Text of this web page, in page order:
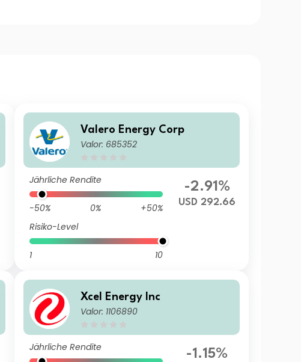
Valero Energy Corp
Valor: 685352
Jährliche Rendite
-50% 0%
+50%
Risiko-Level
1 10
-2.91%
USD 292.66
Xcel Energy Inc
Valor: 1106890
Jährliche Rendite -1.15%